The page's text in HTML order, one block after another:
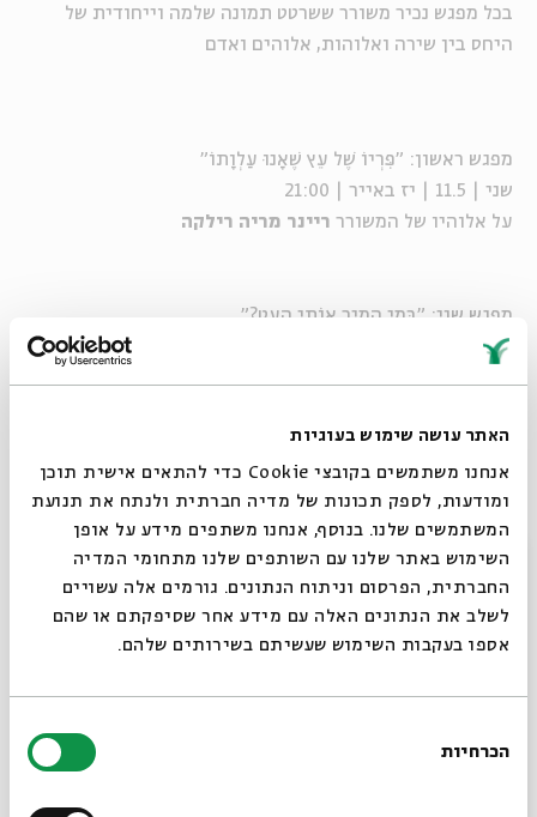
האתר עושה שימוש בעוגיות
אנחנו משתמשים בקובצי Cookie כדי להתאים אישית תוכן
ומודעות, לספק תכונות של מדיה חברתית ולנתח את תנועת
המשתמשים שלנו. בנוסף, אנחנו משתפים מידע על אופן
השימוש באתר שלנו עם השותפים שלנו מתחומי המדיה
החברתית, הפרסום וניתוח הנתונים. גורמים אלה עשויים
לשלב את הנתונים האלה עם מידע אחר שסיפקתם או שהם
אספו בעקבות השימוש שעשיתם בשירותים שלהם.
הסכמה
הכרחיות
בכל מפגש נכיר משורר ששרטט תמונה שלמה וייחודית של
היחס בין שירה ואלוהות, אלוהים ואדם
מפגש ראשון: "פִּרְיוֹ שֶׁל עֵץ שֶׁאָנוּ עַלְוָתוֹ"
שני | 11.5 | יז באייר | 21:00
על אלוהיו של המשורר ריינר מריה רילקה
מפגש שני: "בְּמִי הֵמִיר אוֹתִי הָעֵט?"
שני | 18.5 | כד באייר | 21:00
סגור